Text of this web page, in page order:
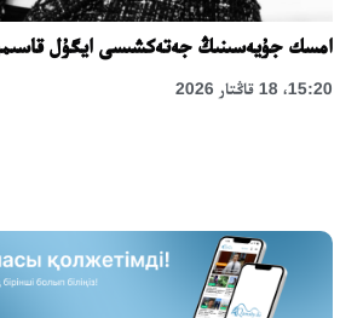
امسك جۇيەسىنىڭ جەتەكشىسى ايگۇل
15:20، 18 قاڭتار 2026